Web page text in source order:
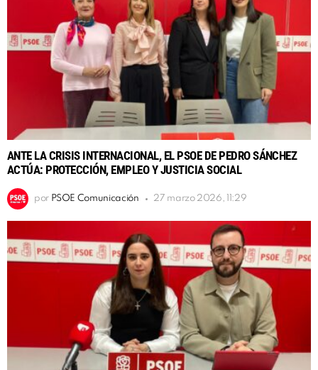
ANTE LA CRISIS INTERNACIONAL, EL PSOE DE PEDRO SÁNCHEZ
ACTÚA: PROTECCIÓN, EMPLEO Y JUSTICIA SOCIAL
por PSOE Comunicación 27 marzo 2026, 11:29